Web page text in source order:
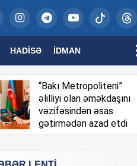
HADISƏ İDMAN
“Bakı Metropoliteni”
əlilliyi olan əməkdaşını
vəzifəsindən əsas
gətirmədən azad etdi